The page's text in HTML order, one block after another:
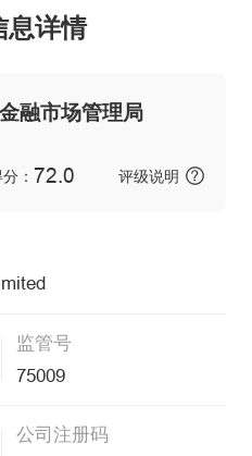
息详情
融市场管理局
： 72.0 评级说明
监管号
75009
公司注册码